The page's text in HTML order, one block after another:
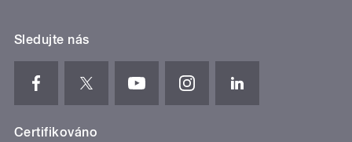
Sledujte nás
Certifikováno